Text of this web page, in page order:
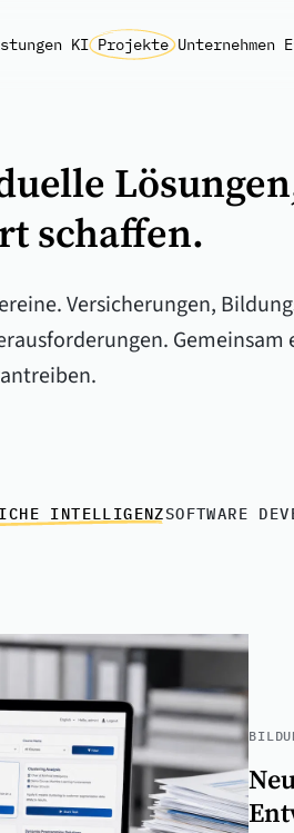
KI Projekte Unternehmen
schaffen.
Versicherungen,
INTELLIGENZSOFTWARE